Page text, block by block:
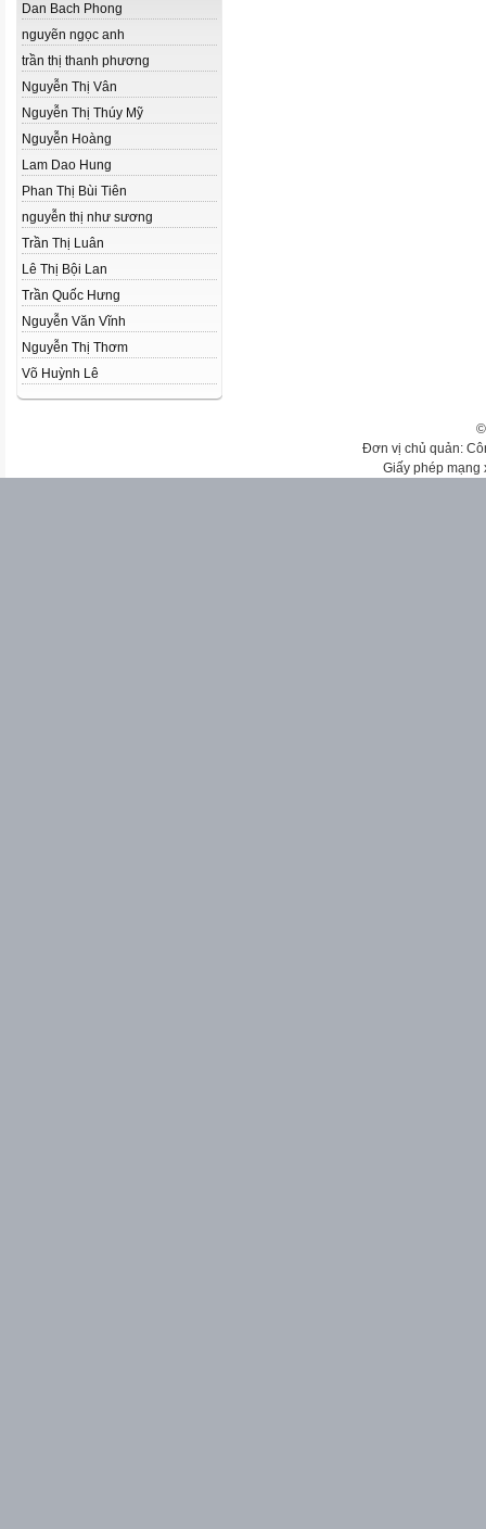
Dan Bach Phong
nguyẽn ngọc anh
trần thị thanh phương
Nguyễn Thị Vân
Nguyễn Thị Thúy Mỹ
Nguyễn Hoàng
Lam Dao Hung
Phan Thị Bùi Tiên
nguyễn thị như sương
Trần Thị Luân
Lê Thị Bội Lan
Trần Quốc Hưng
Nguyễn Văn Vĩnh
Nguyễn Thị Thơm
Võ Huỳnh Lê
Đơn vị chủ quản:
Giấy phép mạng